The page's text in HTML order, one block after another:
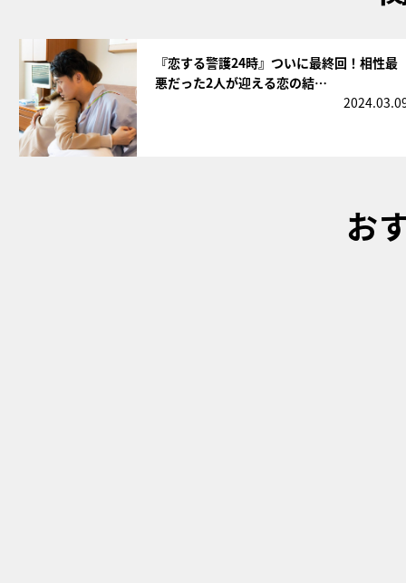
『恋する警護24時』ついに最終回！相性最
悪だった2人が迎える恋の結…
お